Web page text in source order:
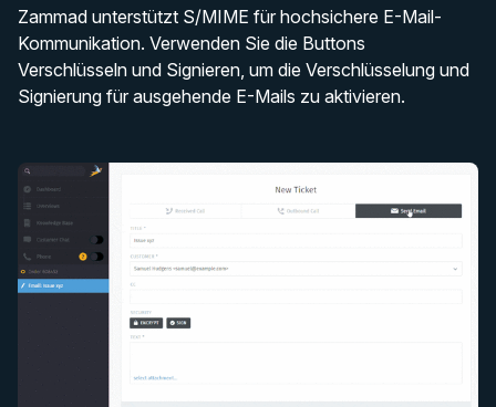
Zammad unterstützt S/MIME für hochsichere E-Mail-
Kommunikation. Verwenden Sie die Buttons
Verschlüsseln und Signieren, um die Verschlüsselung und
Signierung für ausgehende E-Mails zu aktivieren.